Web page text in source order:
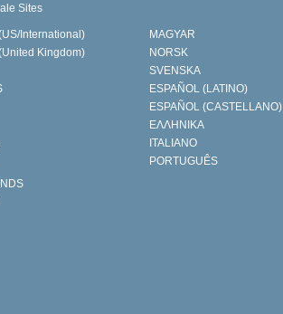
Sites
International)
Kingdom)
MAGYAR
NORSK
SVENSKA
ESPAÑOL (LATINO)
ESPAÑOL (CASTELLANO)
ΕΛΛΗΝΙΚA
ITALIANO
PORTUGUÊS